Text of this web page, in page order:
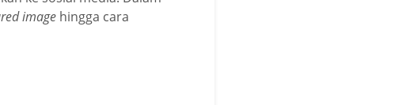
image hingga cara